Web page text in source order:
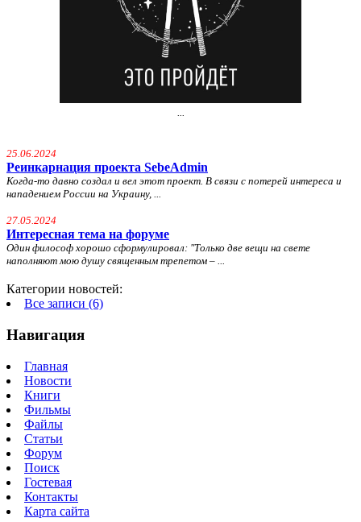
...
25.06.2024
Реинкарнация проекта SebeAdmin
Когда-то давно создал и вел этот проект. В связи с потерей интереса и
нападением России на Украину, ...
27.05.2024
Интересная тема на форуме
Один философ хорошо сформулировал: "Только две вещи на свете
наполняют мою душу священным трепетом – ...
Категории новостей:
Все записи (6)
Навигация
Главная
Новости
Книги
Фильмы
Файлы
Статьи
Форум
Поиск
Гостевая
Контакты
Карта сайта